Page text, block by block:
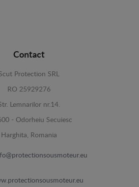
Contact
Protection SRL
RO 25929276
Lemnarilor nr.14.
- Odorheiu Secuiesc
Harghita, Romania